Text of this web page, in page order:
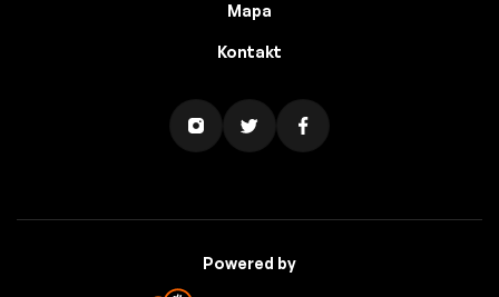
Mapa
Kontakt
Powered by